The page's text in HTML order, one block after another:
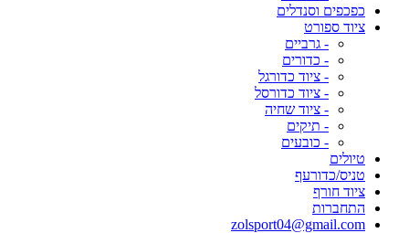
כפכפים וסנדלים
ציוד ספורט
- גרביים
- כדורים
- ציוד כדורגל
- ציוד כדורסל
- ציוד שחיה
- תיקים
- כובעים
טיולים
טניס/כדורעף
ציוד חורף
התחברות
zolsport04@gmail.com